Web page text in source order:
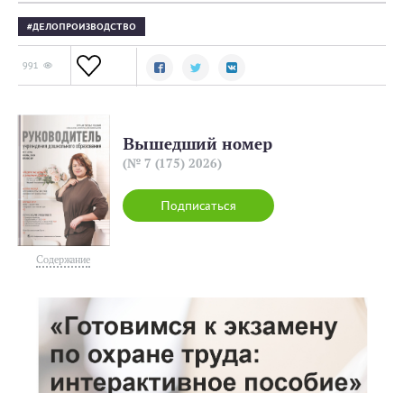
ДЕЛОПРОИЗВОДСТВО
991
Содержание
Подписаться
Вышедший номер
(№ 7 (175) 2026)